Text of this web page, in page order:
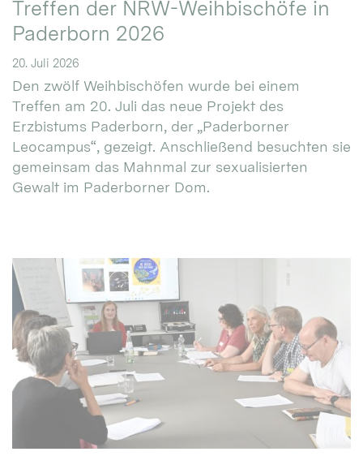
Treffen der NRW-Weihbischöfe in
Paderborn 2026
20. Juli 2026
Den zwölf Weihbischöfen wurde bei einem
Treffen am 20. Juli das neue Projekt des
Erzbistums Paderborn, der „Paderborner
Leocampus“, gezeigt. Anschließend besuchten sie
gemeinsam das Mahnmal zur sexualisierten
Gewalt im Paderborner Dom.